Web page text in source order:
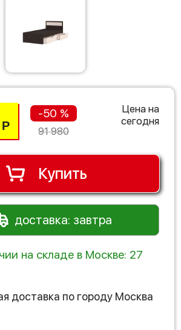
Р
-50 %
91 980
Цена на
сегодня
Купить
доставка: завтра
на складе в Москве: 27
доставка по городу Москва